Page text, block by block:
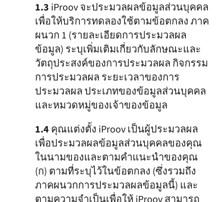
1.3 iProov จะประมวลผลข้อมูลส่วนบุคคล
เพื่อให้บริการทดลองใช้ตามข้อตกลง ภาค
ผนวก 1 (รายละเอียดการประมวลผล
ข้อมูล) ระบุเพิ่มเติมเกี่ยวกับลักษณะและ
วัตถุประสงค์ของการประมวลผล กิจกรรม
การประมวลผล ระยะเวลาของการ
ประมวลผล ประเภทของข้อมูลส่วนบุคคล
และหมวดหมู่ของเจ้าของข้อมูล
1.4 คุณแต่งตั้ง iProov เป็นผู้ประมวลผล
เพื่อประมวลผลข้อมูลส่วนบุคคลของคุณ
ในนามของและตามคำแนะนำของคุณ
(ก) ตามที่ระบุไว้ในข้อตกลง (ซึ่งรวมถึง
ภาคผนวกการประมวลผลข้อมูลนี้) และ